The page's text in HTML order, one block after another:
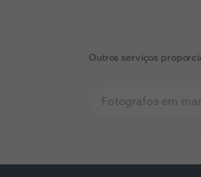
Outros serviços
Fotografos em